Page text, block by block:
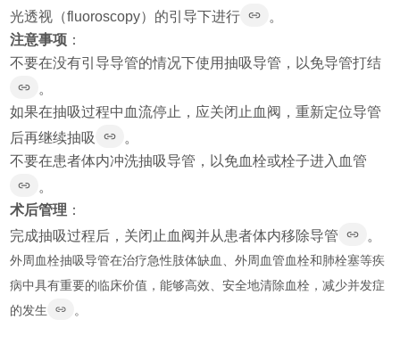
光透视（fluoroscopy）的引导下进行
。
注意事项 ：
不要在没有引导导管的情况下使用抽吸导管，以免导管打结
。
如果在抽吸过程中血流停止，应关闭止血阀，重新定位导管
后再继续抽吸
。
不要在患者体内冲洗抽吸导管，以免血栓或栓子进入血管
。
术后管理 ：
完成抽吸过程后，关闭止血阀并从患者体内移除导管
。
外周血栓抽吸导管在治疗急性肢体缺血、外周血管血栓和肺栓塞等疾
病中具有重要的临床价值，能够高效、安全地清除血栓，减少并发症
的发生
。